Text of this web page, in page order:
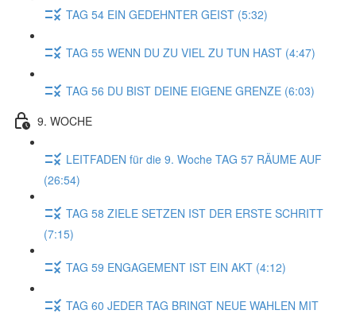
TAG 54 EIN GEDEHNTER GEIST (5:32)
TAG 55 WENN DU ZU VIEL ZU TUN HAST (4:47)
TAG 56 DU BIST DEINE EIGENE GRENZE (6:03)
9. WOCHE
LEITFADEN für die 9. Woche TAG 57 RÄUME AUF
(26:54)
TAG 58 ZIELE SETZEN IST DER ERSTE SCHRITT
(7:15)
TAG 59 ENGAGEMENT IST EIN AKT (4:12)
TAG 60 JEDER TAG BRINGT NEUE WAHLEN MIT